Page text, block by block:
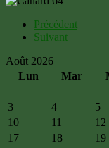
Précédent
Suivant
Août 2026
Lun
Mar
3
4 5
10
11 12
17
18 19